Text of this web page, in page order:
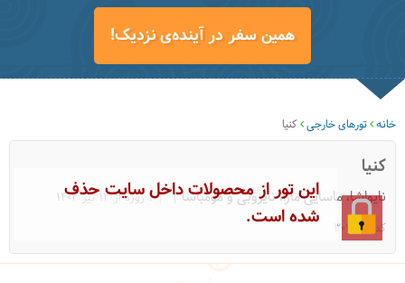
همین سفر در آینده‌ی نزدیک!
خانه تورهای خارجی کنیا
کنیا
نایواشا، ماسایی مارا، نایروبی و مومباسا
|10 روزه از 12 تیر 1404
کد: 30337
این تور از محصولات داخل سایت حذف
شده است.